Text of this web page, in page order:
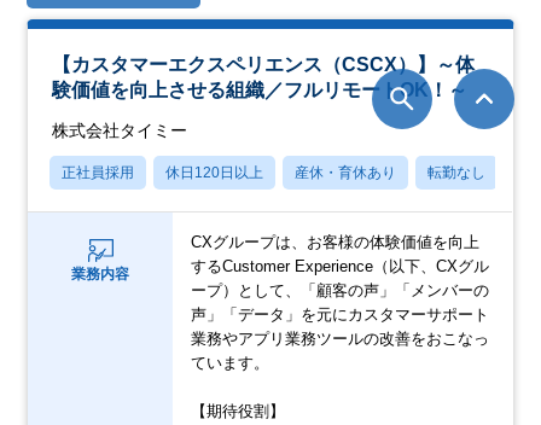
【カスタマーエクスペリエンス（CSCX）】～体
験価値を向上させる組織／フルリモートOK！～
株式会社タイミー
正社員採用 休日120日以上 産休・育休あり 転勤なし
業務内容
CXグループは、お客様の体験価値を向上
するCustomer Experience（以下、CXグル
ープ）として、「顧客の声」「メンバーの
声」「データ」を元にカスタマーサポート
業務やアプリ業務ツールの改善をおこなっ
ています。
【期待役割】